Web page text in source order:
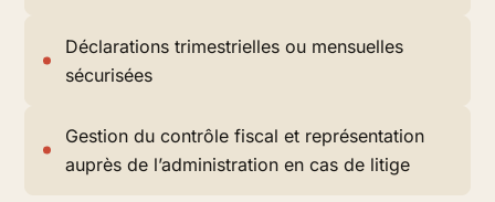
Déclarations trimestrielles ou mensuelles
sécurisées
Gestion du contrôle fiscal et représentation
auprès de l’administration en cas de litige